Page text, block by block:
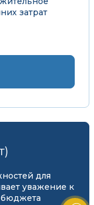
затрат
для
уважение к
бюджета